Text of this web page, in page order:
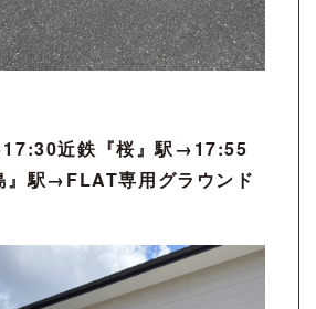
近鉄『桜』駅→17:55
』駅→FLAT専用グラウンド